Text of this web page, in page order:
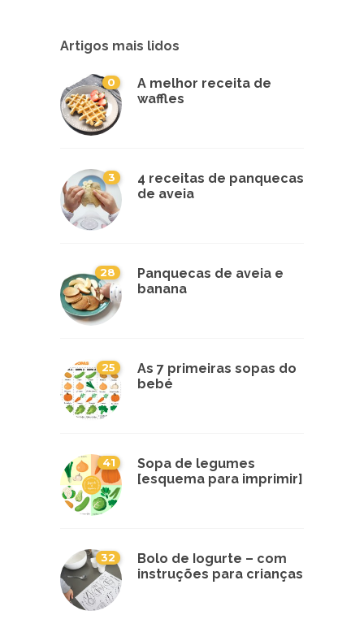
Artigos mais lidos
0
A melhor receita de
waffles
3
4 receitas de panquecas
de aveia
28
Panquecas de aveia e
banana
25
As 7 primeiras sopas do
bebé
41
Sopa de legumes
[esquema para imprimir]
32
Bolo de Iogurte – com
instruções para crianças